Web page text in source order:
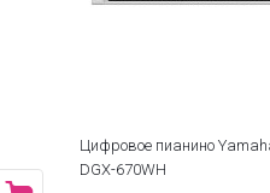
Цифровое пианино
DGX-670WH